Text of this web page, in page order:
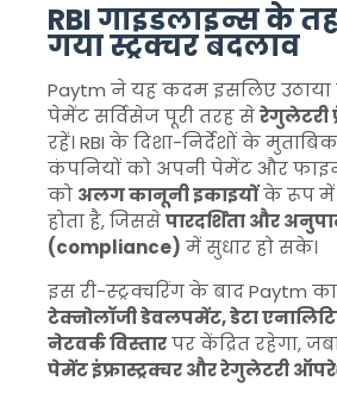
RBI गाइडलाइन्स के
गया स्ट्रक्चर बदलाव
Paytm ने यह कदम इसलिए उठाया
पेमेंट सर्विसेज पूरी तरह सेरेगुलेटरी
रहें। RBI के दिशा-निर्देशों के
कंपनियों को अपनी पेमेंट और
को अलग कानूनी इकाइयोंके रूप में
होता है, जिससेपारदर्शिता और
(compliance) में सुधार हो सके।
इस री-स्ट्रक्चरिंग के बाद Paytm
टेक्नोलॉजी डेवलपमेंट, डेटा
नेटवर्क विस्तारपर केंद्रित रहेगा,
पेमेंट इंफ्रास्ट्रक्चर और रेगुलेटरी